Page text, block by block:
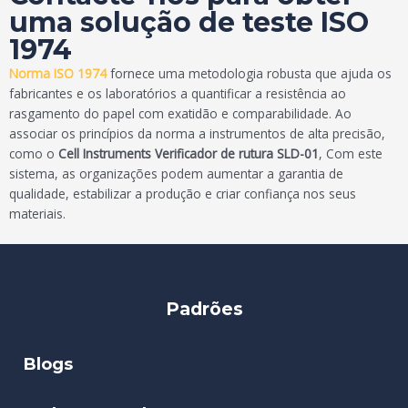
uma solução de teste ISO
1974
Norma ISO 1974fornece uma metodologia robusta que ajuda os
fabricantes e os laboratórios a quantificar a resistência ao
rasgamento do papel com exatidão e comparabilidade. Ao
associar os princípios da norma a instrumentos de alta precisão,
como o Cell Instruments Verificador de rutura SLD-01, Com este
sistema, as organizações podem aumentar a garantia de
qualidade, estabilizar a produção e criar confiança nos seus
materiais.
Padrões
Blogs